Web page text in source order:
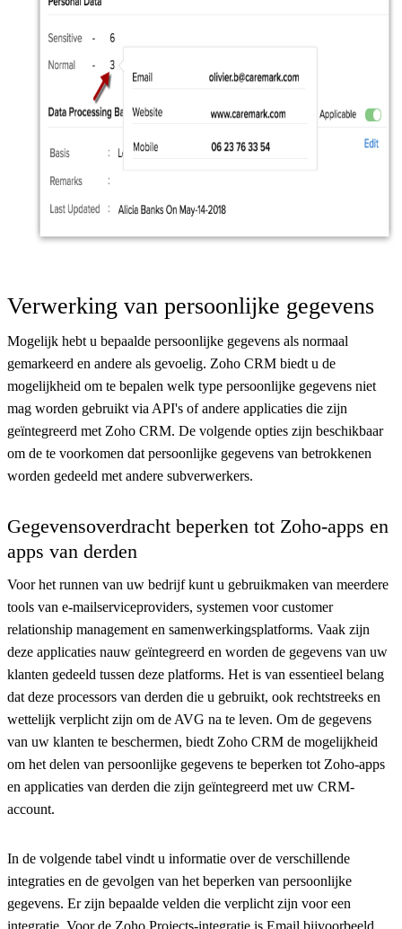
Verwerking van persoonlijke gegevens
Mogelijk hebt u bepaalde persoonlijke gegevens als normaal
gemarkeerd en andere als gevoelig. Zoho CRM biedt u de
mogelijkheid om te bepalen welk type persoonlijke gegevens niet
mag worden gebruikt via API's of andere applicaties die zijn
geïntegreerd met Zoho CRM. De volgende opties zijn beschikbaar
om de te voorkomen dat persoonlijke gegevens van betrokkenen
worden gedeeld met andere subverwerkers.
Gegevensoverdracht beperken tot Zoho-apps en
apps van derden
Voor het runnen van uw bedrijf kunt u gebruikmaken van meerdere
tools van e-mailserviceproviders, systemen voor customer
relationship management en samenwerkingsplatforms. Vaak zijn
deze applicaties nauw geïntegreerd en worden de gegevens van uw
klanten gedeeld tussen deze platforms. Het is van essentieel belang
dat deze processors van derden die u gebruikt, ook rechtstreeks en
wettelijk verplicht zijn om de AVG na te leven. Om de gegevens
van uw klanten te beschermen, biedt Zoho CRM de mogelijkheid
om het delen van persoonlijke gegevens te beperken tot Zoho-apps
en applicaties van derden die zijn geïntegreerd met uw CRM-
account.
In de volgende tabel vindt u informatie over de verschillende
integraties en de gevolgen van het beperken van persoonlijke
gegevens. Er zijn bepaalde velden die verplicht zijn voor een